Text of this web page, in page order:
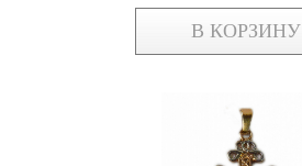
В КОРЗИНУ